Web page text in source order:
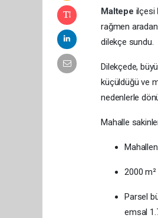
Maltepe ilçesi
rağmen
dilekçe sundu.
Dilekçede,
küçüldüğü ve
nedenlerle
Mahalle
2000
Parsel
emsal